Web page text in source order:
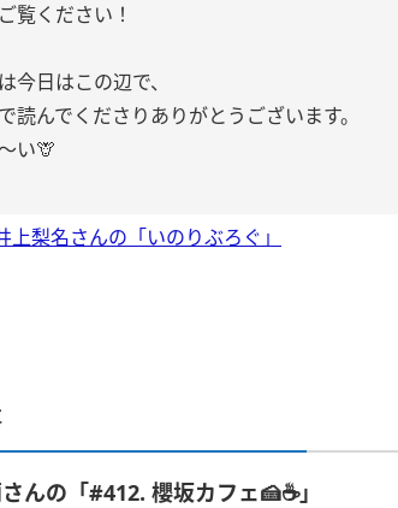
覧ください！
今日はこの辺で、
読んでくださりありがとうございます。
い🦒
上梨名さんの「いのりぶろぐ」
んの「#412. 櫻坂カフェ🍰☕️」